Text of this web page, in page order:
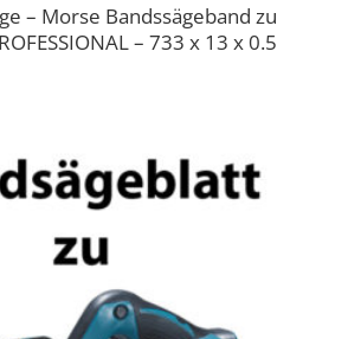
– Morse Bandssägeband zu
– 733 x 13 x 0.5